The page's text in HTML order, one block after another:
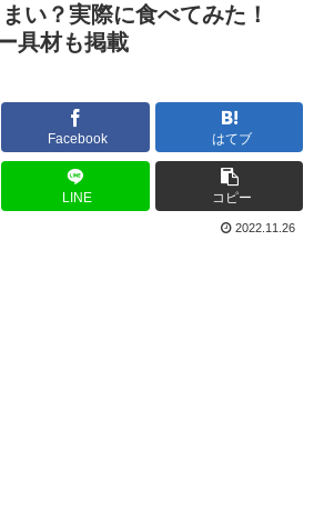
い？実際に食べてみた！
具材も掲載
Facebook はてブ
LINE コピー
2022.11.26